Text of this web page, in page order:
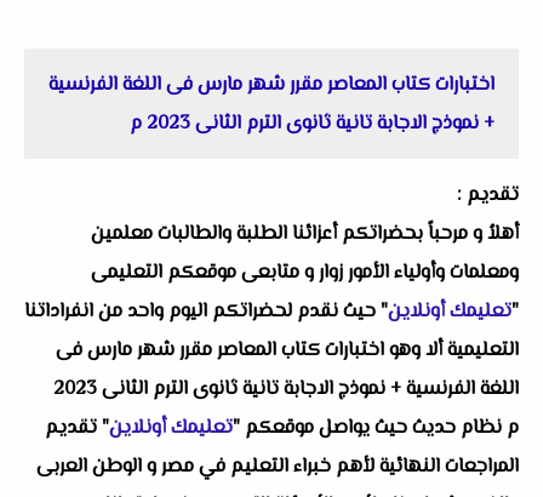
اختبارات كتاب المعاصر مقرر شهر مارس فى اللغة الفرنسية
+ نموذج الاجابة تانية ثانوى الترم الثانى 2023 م
تقديم :
أهلاُ و مرحباً بحضراتكم أعزائنا الطلبة والطالبات معلمين
ومعلمات وأولياء الأمور زوار و متابعى موقعكم التعليمى
"تعليمك أونلاين" حيث نقدم لحضراتكم اليوم واحد من انفراداتنا
التعليمية ألا وهواختبارات كتاب المعاصر مقرر شهر مارس فى
اللغة الفرنسية + نموذج الاجابة تانية ثانوى الترم الثانى 2023
م نظام حديث حيث يواصل موقعكم "تعليمك أونلاين" تقديم
المراجعات النهائية لأهم خبراء التعليم في مصر و الوطن العربى